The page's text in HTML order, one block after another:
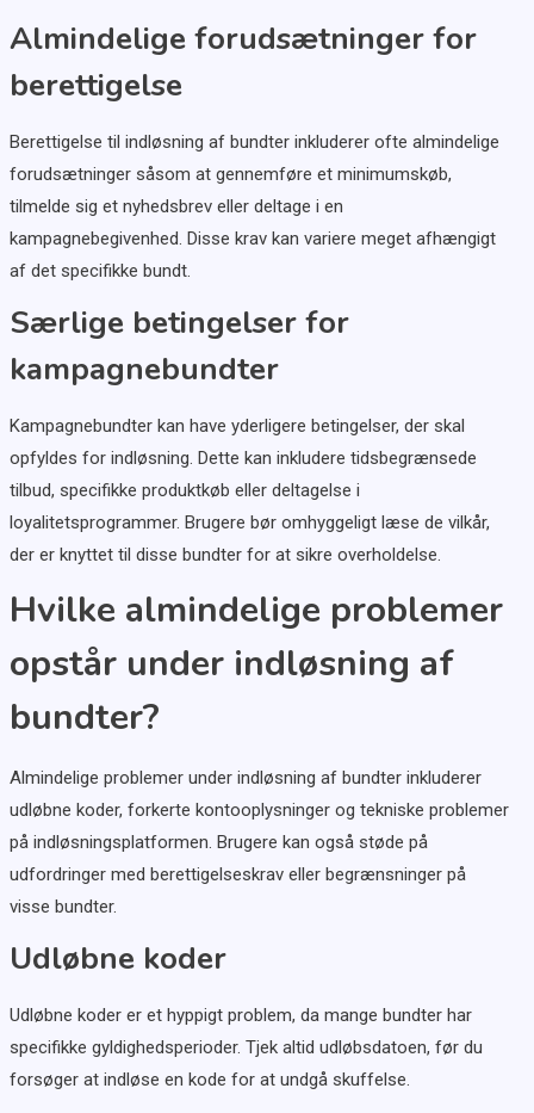
Almindelige forudsætninger for
berettigelse
Berettigelse til indløsning af bundter inkluderer ofte almindelige
forudsætninger såsom at gennemføre et minimumskøb,
tilmelde sig et nyhedsbrev eller deltage i en
kampagnebegivenhed. Disse krav kan variere meget afhængigt
af det specifikke bundt.
Særlige betingelser for
kampagnebundter
Kampagnebundter kan have yderligere betingelser, der skal
opfyldes for indløsning. Dette kan inkludere tidsbegrænsede
tilbud, specifikke produktkøb eller deltagelse i
loyalitetsprogrammer. Brugere bør omhyggeligt læse de vilkår,
der er knyttet til disse bundter for at sikre overholdelse.
Hvilke almindelige problemer
opstår under indløsning af
bundter?
Almindelige problemer under indløsning af bundter inkluderer
udløbne koder, forkerte kontooplysninger og tekniske problemer
på indløsningsplatformen. Brugere kan også støde på
udfordringer med berettigelseskrav eller begrænsninger på
visse bundter.
Udløbne koder
Udløbne koder er et hyppigt problem, da mange bundter har
specifikke gyldighedsperioder. Tjek altid udløbsdatoen, før du
forsøger at indløse en kode for at undgå skuffelse.